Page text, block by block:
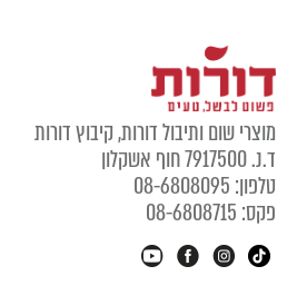
מוצרי שום ותיבול דורות, קיבוץ דורות
ד.נ. 7917500 חוף אשקלון
טלפון: 08-6808095
פקס: 08-6808715